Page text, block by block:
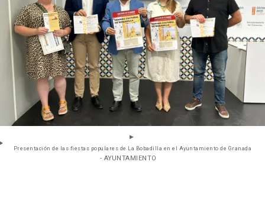
Presentación de las fiestas populares de La Bobadilla en el Ayuntamiento de Granada
- AYUNTAMIENTO